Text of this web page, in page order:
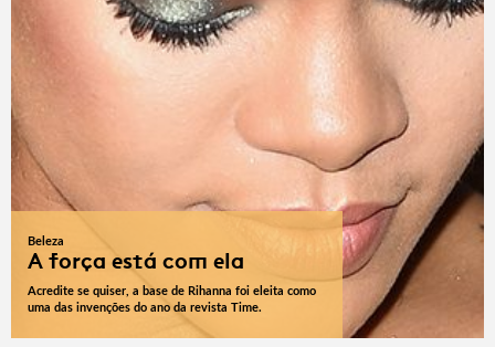
Beleza
A força está com ela
Acredite se quiser, a base de Rihanna foi eleita como
uma das invenções do ano da revista Time.